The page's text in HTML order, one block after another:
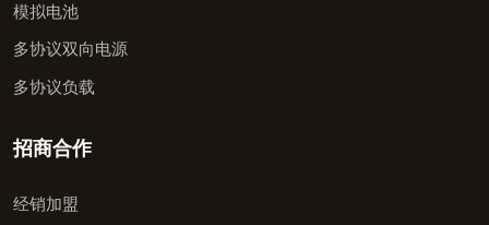
模拟电池
多协议双向电源
多协议负载
招商合作
经销加盟